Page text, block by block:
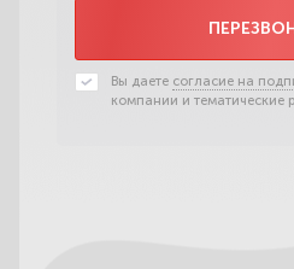
Вы даете согласие на
компании и тематические